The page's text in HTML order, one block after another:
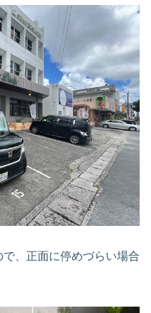
、正面に停めづらい場合